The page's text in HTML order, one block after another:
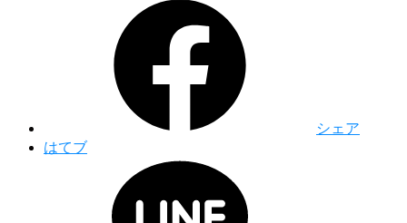
シェア
はてブ